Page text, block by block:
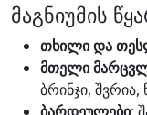
მაგნიუმის
თხილი და
მთელი
ბრინჯი, შვრია,